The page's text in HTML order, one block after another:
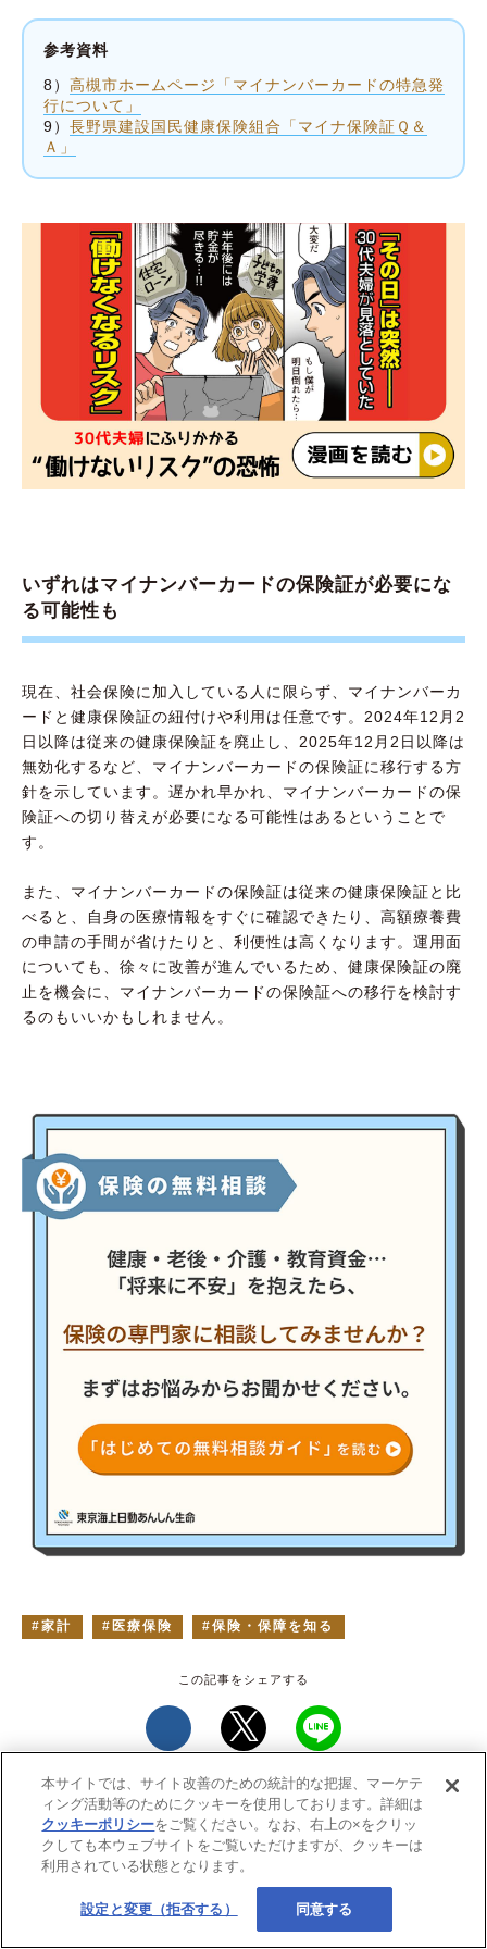
参考資料
8） 高槻市ホームページ「マイナンバーカードの特急発
行について」
9） 長野県建設国民健康保険組合「マイナ保険証Ｑ＆
Ａ」
いずれはマイナンバーカードの保険証が必要にな
る可能性も
現在、社会保険に加入している人に限らず、マイナンバーカ
ードと健康保険証の紐付けや利用は任意です。2024年12月2
日以降は従来の健康保険証を廃止し、2025年12月2日以降は
無効化するなど、マイナンバーカードの保険証に移行する方
針を示しています。遅かれ早かれ、マイナンバーカードの保
険証への切り替えが必要になる可能性はあるということで
す。
また、マイナンバーカードの保険証は従来の健康保険証と比
べると、自身の医療情報をすぐに確認できたり、高額療養費
の申請の手間が省けたりと、利便性は高くなります。運用面
についても、徐々に改善が進んでいるため、健康保険証の廃
止を機会に、マイナンバーカードの保険証への移行を検討す
るのもいいかもしれません。
家計 医療保険 保険・保障を知る
本サイトでは、サイト改善のための統計的な把握、マーケテ
ィング活動等のためにクッキーを使用しております。詳細は
クッキーポリシーをご覧ください。なお、右上の×をクリッ
クしても本ウェブサイトをご覧いただけますが、クッキーは
利用されている状態となります。
設定と変更（拒否する） 同意する